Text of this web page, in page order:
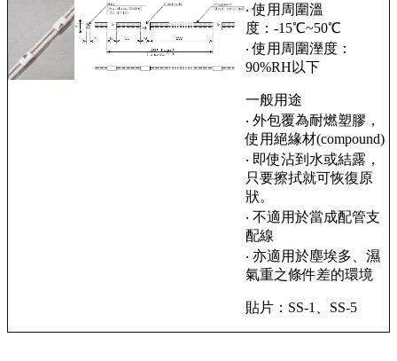
‧ 使用周圍溫
度：-15℃~50℃
‧ 使用周圍溼度：
90%RH以下
一般用途
‧ 外包覆為耐燃塑膠，
使用絕緣材(compound)
‧ 即使沾到水或結露，
只要擦拭就可恢復原
狀。
‧ 不適用於當成配管支
配線
‧ 亦適用於塵埃多、濕
氣重之條件差的環境
貼片：SS-1、SS-5